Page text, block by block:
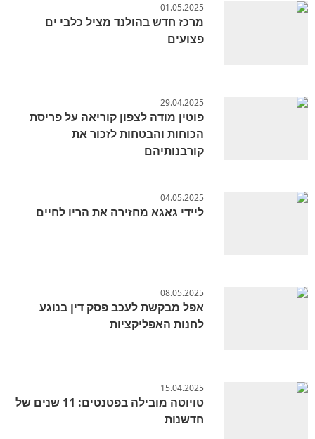
01.05.2025
מרכז חדש בהולנד מציל כלבי ים
פצועים
29.04.2025
פוטין מודה לצפון קוריאה על פריסת
הכוחות והבטחות לזכור את
קורבנותיהם
04.05.2025
ליידי גאגא מחזירה את הריו לחיים
08.05.2025
אפל מבקשת לעכב פסק דין בנוגע
לחנות האפליקציות
15.04.2025
טויוטה מובילה בפטנטים: 11 שנים של
חדשנות